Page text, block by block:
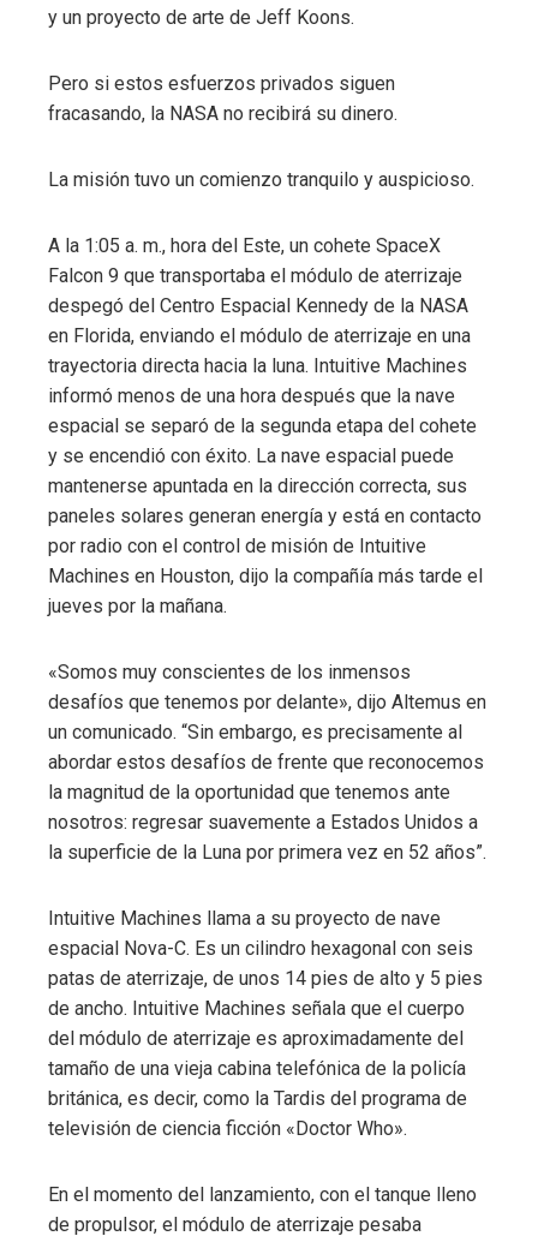
y un proyecto de arte de Jeff Koons.
Pero si estos esfuerzos privados siguen
fracasando, la NASA no recibirá su dinero.
La misión tuvo un comienzo tranquilo y auspicioso.
A la 1:05 a. m., hora del Este, un cohete SpaceX
Falcon 9 que transportaba el módulo de aterrizaje
despegó del Centro Espacial Kennedy de la NASA
en Florida, enviando el módulo de aterrizaje en una
trayectoria directa hacia la luna. Intuitive Machines
informó menos de una hora después que la nave
espacial se separó de la segunda etapa del cohete
y se encendió con éxito. La nave espacial puede
mantenerse apuntada en la dirección correcta, sus
paneles solares generan energía y está en contacto
por radio con el control de misión de Intuitive
Machines en Houston, dijo la compañía más tarde el
jueves por la mañana.
«Somos muy conscientes de los inmensos
desafíos que tenemos por delante», dijo Altemus en
un comunicado. “Sin embargo, es precisamente al
abordar estos desafíos de frente que reconocemos
la magnitud de la oportunidad que tenemos ante
nosotros: regresar suavemente a Estados Unidos a
la superficie de la Luna por primera vez en 52 años”.
Intuitive Machines llama a su proyecto de nave
espacial Nova-C. Es un cilindro hexagonal con seis
patas de aterrizaje, de unos 14 pies de alto y 5 pies
de ancho. Intuitive Machines señala que el cuerpo
del módulo de aterrizaje es aproximadamente del
tamaño de una vieja cabina telefónica de la policía
británica, es decir, como la Tardis del programa de
televisión de ciencia ficción «Doctor Who».
En el momento del lanzamiento, con el tanque lleno
de propulsor, el módulo de aterrizaje pesaba